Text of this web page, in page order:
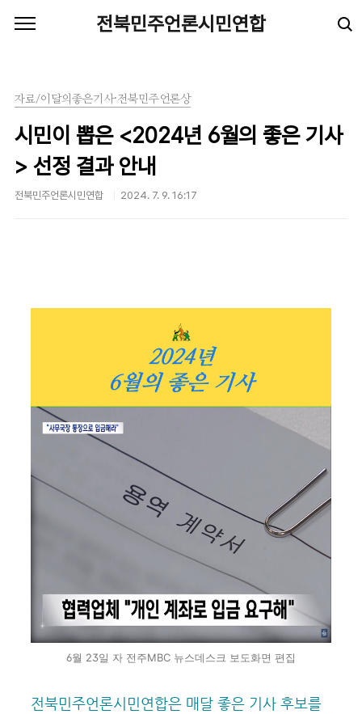
전북민주언론시민연합
자료/이달의좋은기사·전북민주언론상
시민이 뽑은 <2024년 6월의 좋은 기사
> 선정 결과 안내
전북민주언론시민연합 2024. 7. 9. 16:17
6월 23일 자 전주MBC 뉴스데스크 보도화면 편집
전북민주언론시민연합은 매달 좋은 기사 후보를